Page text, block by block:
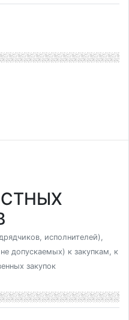
исполнителей),
допускаемых) к закупкам, к
закупок